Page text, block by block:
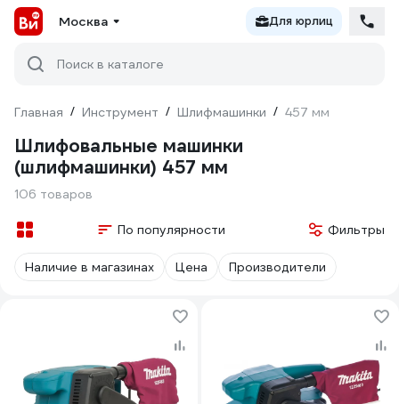
Москва Для юрлиц
Поиск в каталоге
Главная / Инструмент / Шлифмашинки / 457 мм
Шлифовальные машинки
(шлифмашинки) 457 мм
106 товаров
По популярности Фильтры
Наличие в магазинах Цена Производители